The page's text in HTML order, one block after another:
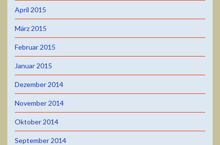
April 2015
März 2015
Februar 2015
Januar 2015
Dezember 2014
November 2014
Oktober 2014
September 2014